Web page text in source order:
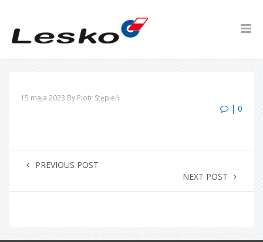
15 maja 2023 By Piotr Stępień
| 0
PREVIOUS POST
NEXT POST